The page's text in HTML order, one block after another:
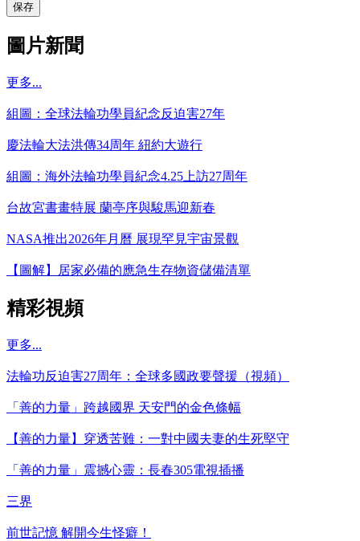
保存
圖片新聞
更多...
組圖：全球法輪功學員紀念反迫害27年
慶法輪大法洪傳34周年 紐約大遊行
組圖：海外法輪功學員紀念4.25上訪27周年
台故宮書畫特展 蘭亭序與駿馬迎新春
NASA推出2026年月曆 展現罕見宇宙景觀
【圖解】居家必備的應急生存物資儲備清單
精彩視頻
更多...
法輪功反迫害27周年：全球多國政要聲援（視頻）
「善的力量」跨越國界 天安門的金色條幅
【善的力量】穿透苦難：一對中國夫妻的生死堅守
「善的力量」震撼心靈：長春305電視插播
三界
前世記憶 解開今生怪癖！